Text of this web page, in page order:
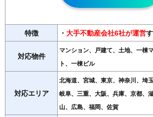
特徴 ・ 大手不動産会社6社が運営
対応物件
マンション、戸建て、土地、一棟
ト、一棟ビル
対応エリア
北海道、宮城、東京、神奈川、埼
岐阜、三重、大阪、兵庫、京都、
山、広島、福岡、佐賀